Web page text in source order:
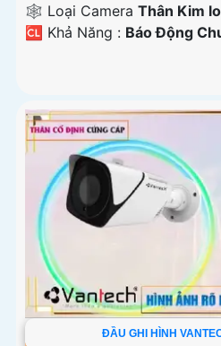
🕸️ Loại Camera Thân Kim
️🆑 Khả Năng : Báo Động
ĐẦU GHI HÌNH